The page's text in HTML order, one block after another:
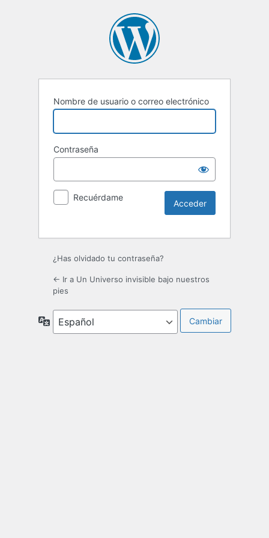
Nombre de usuario o correo electrónico
Contraseña
Recuérdame
¿Has olvidado tu contraseña?
← Ir a Un Universo invisible bajo nuestros
pies
Idioma